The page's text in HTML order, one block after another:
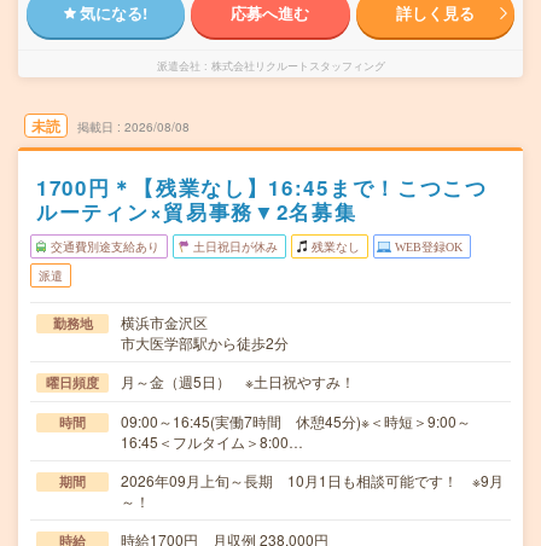
気になる! 応募へ進む 詳しく見る
派遣会社 株式会社リクルートスタッフィング
未読 掲載日 2026/08/08
1700円＊【残業なし】16:45まで！こつこつ
ルーティン×貿易事務▼2名募集
交通費別途支給あり 土日祝日が休み 残業なし WEB登録OK
派遣
勤務地
横浜市金沢区
市大医学部駅から徒歩2分
曜日頻度 月～金（週5日） ※土日祝やすみ！
時間
09:00～16:45(実働7時間 休憩45分)※＜時短＞9:00～
16:45＜フルタイム＞8:00…
期間
2026年09月上旬～長期 10月1日も相談可能です！ ※9月
～！
時給 時給1700円 月収例 238,000円